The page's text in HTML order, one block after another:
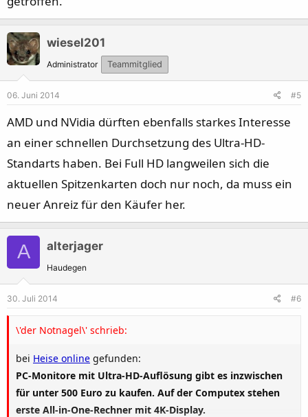
wiesel201
Administrator Teammitglied
06. Juni 2014 #5
AMD und NVidia dürften ebenfalls starkes Interesse
an einer schnellen Durchsetzung des Ultra-HD-
Standarts haben. Bei Full HD langweilen sich die
aktuellen Spitzenkarten doch nur noch, da muss ein
neuer Anreiz für den Käufer her.
A alterjager
Haudegen
30. Juli 2014 #6
\'der Notnagel\' schrieb:
bei Heise online gefunden:
PC-Monitore mit Ultra-HD-Auflösung gibt es inzwischen
für unter 500 Euro zu kaufen. Auf der Computex stehen
erste All-in-One-Rechner mit 4K-Display.